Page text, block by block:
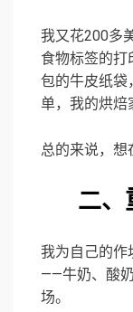
我又花200多
食物标签的打
包的牛皮纸袋
单，我的烘焙
总的来说，想
二、
我为自己的作
——牛奶、酸
场。